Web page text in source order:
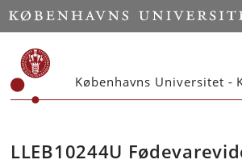
Københavns Universitet -
LLEB10244U